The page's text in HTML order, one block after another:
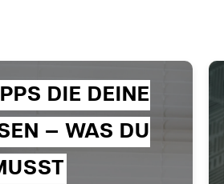
DIE DEINE
— WAS DU